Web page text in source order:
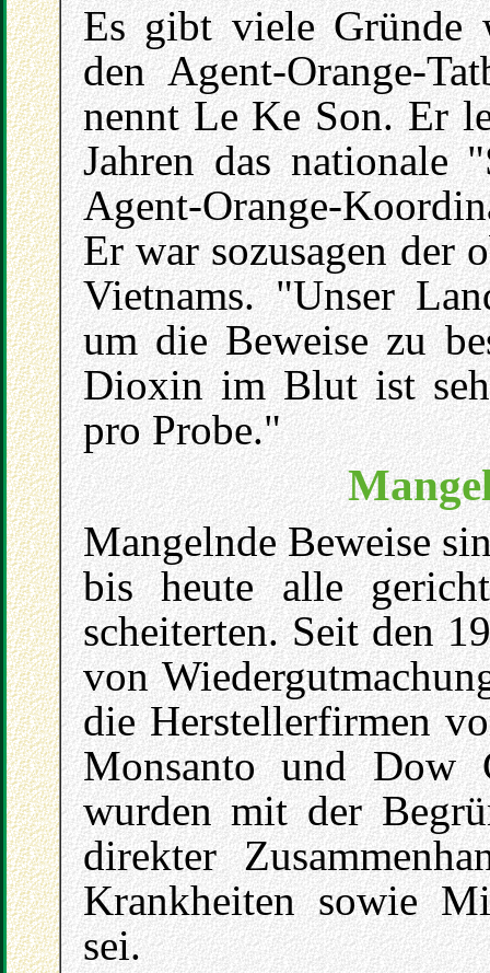
Es gibt viele Gründe
den Agent-Orange-
nennt Le Ke Son. Er
Jahren das nationale
Agent-Orange-
Er war sozusagen der
Vietnams. "Unser
um die Beweise zu
Dioxin im Blut ist
pro Probe."
Mangelnde Beweise
bis heute alle
scheiterten. Seit den
von
die Herstellerfirmen
Monsanto und Dow
wurden mit der
direkter
Krankheiten sowie
sei.